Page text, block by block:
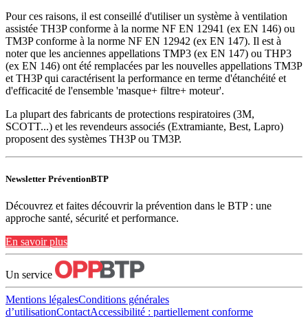
Pour ces raisons, il est conseillé d'utiliser un système à ventilation
assistée TH3P conforme à la norme NF EN 12941 (ex EN 146) ou
TM3P conforme à la norme NF EN 12942 (ex EN 147). Il est à
noter que les anciennes appellations TMP3 (ex EN 147) ou THP3
(ex EN 146) ont été remplacées par les nouvelles appellations TM3P
et TH3P qui caractérisent la performance en terme d'étanchéité et
d'efficacité de l'ensemble 'masque+ filtre+ moteur'.
La plupart des fabricants de protections respiratoires (3M,
SCOTT...) et les revendeurs associés (Extramiante, Best, Lapro)
proposent des systèmes TH3P ou TM3P.
Newsletter PréventionBTP
Découvrez et faites découvrir la prévention dans le BTP : une
approche santé, sécurité et performance.
En savoir plus
Un service
Mentions légalesConditions générales
d’utilisationContactAccessibilité : partiellement conforme